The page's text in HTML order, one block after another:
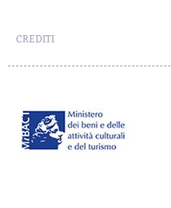
CREDITI